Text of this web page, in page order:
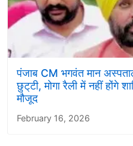
पंजाब CM भगवंत मान
छुट्‌टी, मोगा रैली में नहीं होंगे
मौजूद
February 16, 2026